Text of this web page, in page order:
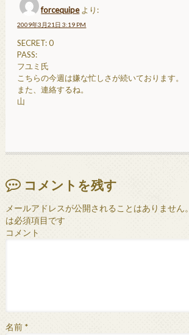
forcequipe より:
2009年3月21日 3:19 PM
SECRET: 0
PASS:
フユミ氏
こちらの今週は嫌な忙しさが続いております。
また、連絡するね。
山
コメントを残す
メールアドレスが公開されることはありません。
は必須項目です
コメント
名前 *